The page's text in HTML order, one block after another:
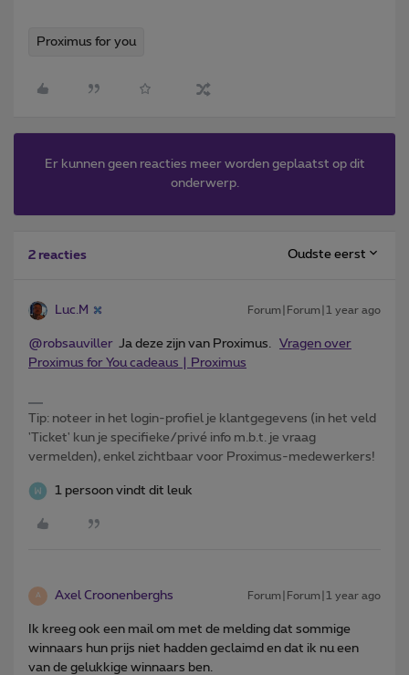
Proximus for you
Er kunnen geen reacties meer worden geplaatst op dit
onderwerp.
2 reacties Oudste eerst
Luc.M Forum|Forum|1 year ago
@robsauviller Ja deze zijn van Proximus. Vragen over
Proximus for You cadeaus | Proximus
Tip: noteer in het login-profiel je klantgegevens (in het veld
'Ticket' kun je specifieke/privé info m.b.t. je vraag
vermelden), enkel zichtbaar voor Proximus-medewerkers!
1 persoon vindt dit leuk
A Axel Croonenberghs Forum|Forum|1 year ago
Ik kreeg ook een mail om met de melding dat sommige
winnaars hun prijs niet hadden geclaimd en dat ik nu een
van de gelukkige winnaars ben.